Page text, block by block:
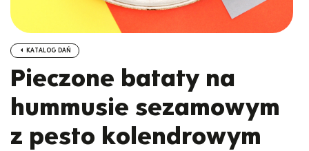
KATALOG DAŃ
Pieczone bataty na
hummusie sezamowym
z pesto kolendrowym